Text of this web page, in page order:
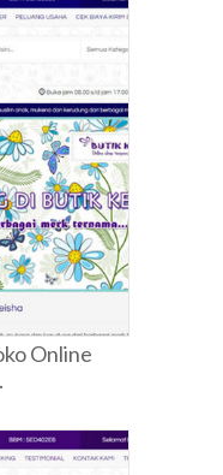
Online